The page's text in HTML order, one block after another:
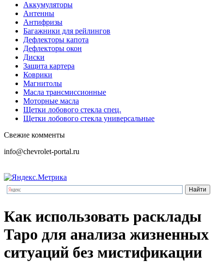
Аккумуляторы
Антенны
Антифризы
Багажники для рейлингов
Дефлекторы капота
Дефлекторы окон
Диски
Защита картера
Коврики
Магнитолы
Масла трансмиссионные
Моторные масла
Щетки лобового стекла спец.
Щетки лобового стекла универсальные
Свежие комменты
info@chevrolet-portal.ru
Как использовать расклады
Таро для анализа жизненных
ситуаций без мистификации